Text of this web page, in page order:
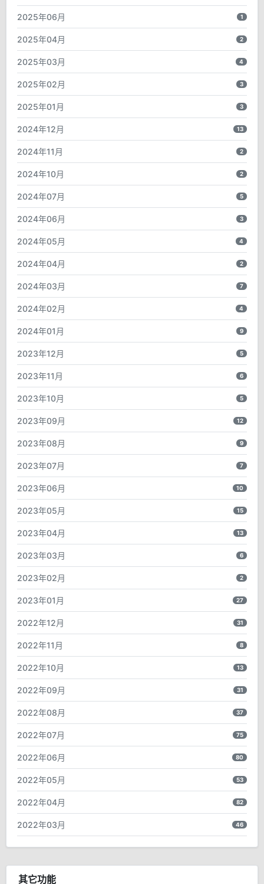
2025年06月 1
2025年04月 2
2025年03月 4
2025年02月 3
2025年01月 3
2024年12月 13
2024年11月 2
2024年10月 2
2024年07月 5
2024年06月 3
2024年05月 4
2024年04月 2
2024年03月 7
2024年02月 4
2024年01月 9
2023年12月 5
2023年11月 6
2023年10月 5
2023年09月 12
2023年08月 9
2023年07月 7
2023年06月 10
2023年05月 15
2023年04月 13
2023年03月 6
2023年02月 2
2023年01月 27
2022年12月 31
2022年11月 8
2022年10月 13
2022年09月 31
2022年08月 37
2022年07月 75
2022年06月 80
2022年05月 53
2022年04月 82
2022年03月 46
其它功能